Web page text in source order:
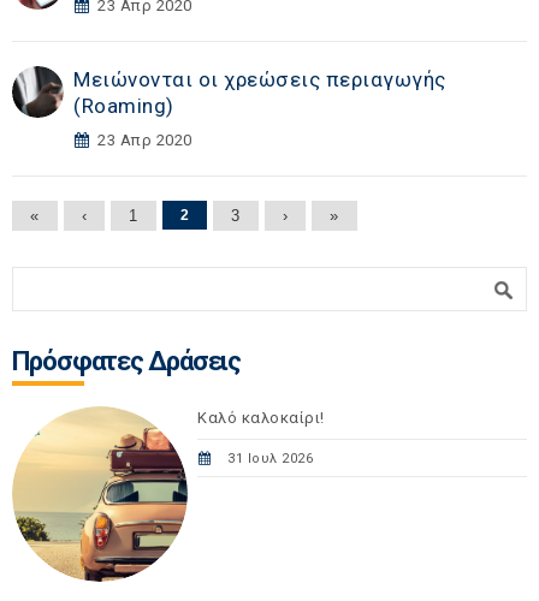
23 Απρ 2020
Μειώνονται οι χρεώσεις περιαγωγής
(Roaming)
23 Απρ 2020
Σελίδες
« ‹ 1 2 3 › »
Πρόσφατες Δράσεις
Καλό καλοκαίρι!
31 Ιουλ 2026